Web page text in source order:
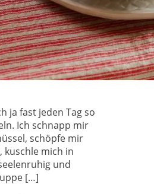
ja fast jeden Tag so
Ich schnapp mir
schöpfe mir
kuschle mich in
und
[…]